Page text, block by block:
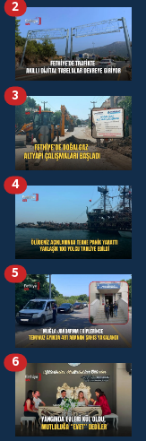
2
3
4
5
6